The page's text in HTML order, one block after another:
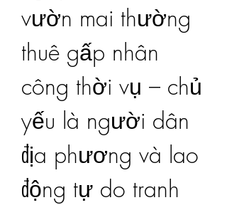
vườn mai thường
thuê gấp nhân
công thời vụ – chủ
yếu là người dân
địa phương và lao
động tự do tranh